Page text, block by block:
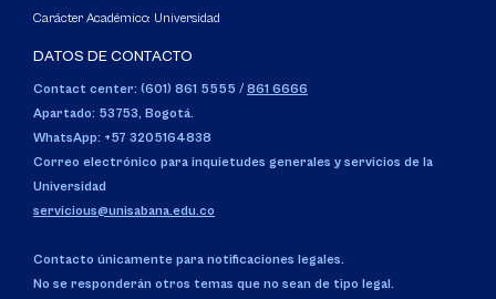
Carácter Académico: Universidad
DATOS DE CONTACTO
Contact center: (601) 861 5555 / 861 6666
Apartado: 53753, Bogotá.
WhatsApp: +57 3205164838
Correo electrónico para inquietudes generales y servicios de la
Universidad
servicious@unisabana.edu.co
Contacto únicamente para notificaciones legales.
No se responderán otros temas que no sean de tipo legal.